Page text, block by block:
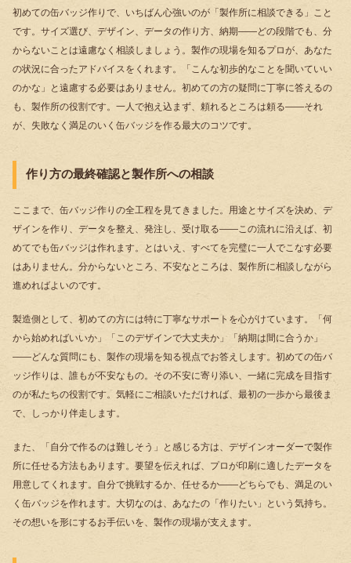
初めての缶バッジ作りで、いちばん心強いのが「製作所に相談できる」こと
です。サイズ選び、デザイン、データの作り方、納期――どの段階でも、分
からないことは遠慮なく相談しましょう。製作の現場を知るプロが、あなた
の状況に合ったアドバイスをくれます。「こんな初歩的なことを聞いていい
のかな」と遠慮する必要はありません。初めての方の疑問に丁寧に答えるの
も、製作所の役割です。一人で抱え込まず、頼れるところは頼る――それ
が、失敗なく満足のいく缶バッジを作る最大のコツです。
作り方の最終確認と製作所への相談
ここまで、缶バッジ作りの全工程を見てきました。用途とサイズを決め、デ
ザインを作り、データを整え、発注し、受け取る――この流れに沿えば、初
めてでも缶バッジは作れます。とはいえ、すべてを完璧に一人でこなす必要
はありません。分からないところ、不安なところは、製作所に相談しながら
進めればよいのです。
製造側として、初めての方には特に丁寧なサポートを心がけています。「何
から始めればいいか」「このデザインで大丈夫か」「納期は間に合うか」
――どんな質問にも、製作の現場を知る視点でお答えします。初めての缶バ
ッジ作りは、誰もが不安なもの。その不安に寄り添い、一緒に完成を目指す
のが私たちの役割です。気軽にご相談いただければ、最初の一歩から最後ま
で、しっかり伴走します。
また、「自分で作るのは難しそう」と感じる方は、デザインオーダーで製作
所に任せる方法もあります。要望を伝えれば、プロが印刷に適したデータを
用意してくれます。自分で挑戦するか、任せるか――どちらでも、満足のい
く缶バッジを作れます。大切なのは、あなたの「作りたい」という気持ち。
その想いを形にするお手伝いを、製作の現場が支えます。